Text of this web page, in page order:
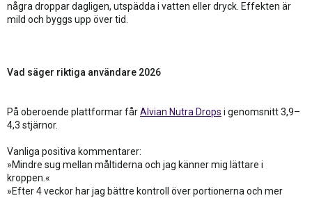
några droppar dagligen, utspädda i vatten eller dryck. Effekten är
mild och byggs upp över tid.
Vad säger riktiga användare 2026
På oberoende plattformar fårAlvian Nutra Drops i genomsnitt 3,9–
4,3 stjärnor.
Vanliga positiva kommentarer:
»Mindre sug mellan måltiderna och jag känner mig lättare i
kroppen.«
»Efter 4 veckor har jag bättre kontroll över portionerna och mer